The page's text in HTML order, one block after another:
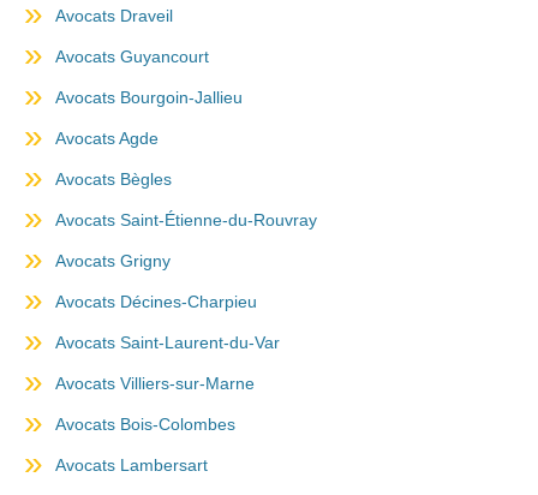
Avocats Draveil
Avocats Guyancourt
Avocats Bourgoin-Jallieu
Avocats Agde
Avocats Bègles
Avocats Saint-Étienne-du-Rouvray
Avocats Grigny
Avocats Décines-Charpieu
Avocats Saint-Laurent-du-Var
Avocats Villiers-sur-Marne
Avocats Bois-Colombes
Avocats Lambersart